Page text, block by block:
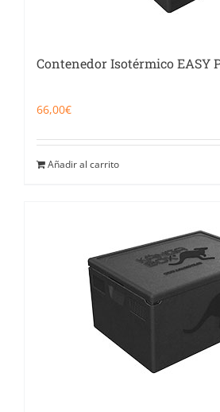
Contenedor Isotérmico EASY
66,00€
Añadir al carrito